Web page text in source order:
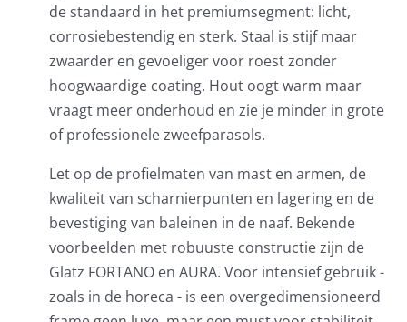
de standaard in het premiumsegment: licht,
corrosiebestendig en sterk. Staal is stijf maar
zwaarder en gevoeliger voor roest zonder
hoogwaardige coating. Hout oogt warm maar
vraagt meer onderhoud en zie je minder in grote
of professionele zweefparasols.
Let op de profielmaten van mast en armen, de
kwaliteit van scharnierpunten en lagering en de
bevestiging van baleinen in de naaf. Bekende
voorbeelden met robuuste constructie zijn de
Glatz FORTANO en AURA. Voor intensief gebruik -
zoals in de horeca - is een overgedimensioneerd